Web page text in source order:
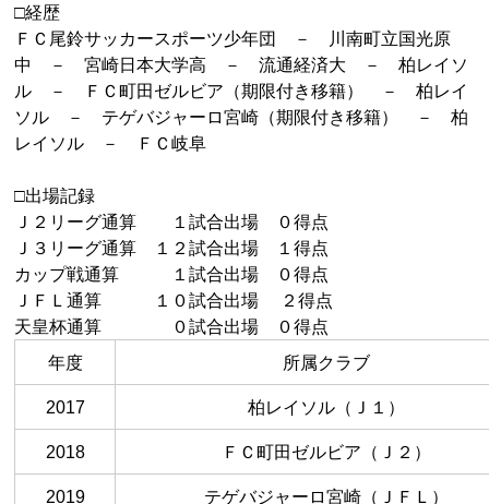
□経歴
ＦＣ尾鈴サッカースポーツ少年団 － 川南町立国光原
中 － 宮崎日本大学高 － 流通経済大 － 柏レイソ
ル － ＦＣ町田ゼルビア（期限付き移籍） － 柏レイ
ソル － テゲバジャーロ宮崎（期限付き移籍） － 柏
レイソル － ＦＣ岐阜
□出場記録
Ｊ２リーグ通算 １試合出場 ０得点
Ｊ３リーグ通算 １２試合出場 １得点
カップ戦通算 １試合出場 ０得点
ＪＦＬ通算 １０試合出場 ２得点
天皇杯通算 ０試合出場 ０得点
年度
所属クラブ
2017 柏レイソル（Ｊ１）
2018 ＦＣ町田ゼルビア（Ｊ２）
2019 テゲバジャーロ宮崎（ＪＦＬ）